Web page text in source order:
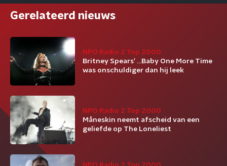
Gerelateerd nieuws
NPO Radio 2 Top 2000
Britney Spears’ ...Baby One More Time
was onschuldiger dan hij leek
NPO Radio 2 Top 2000
Måneskin neemt afscheid van een
geliefde op The Loneliest